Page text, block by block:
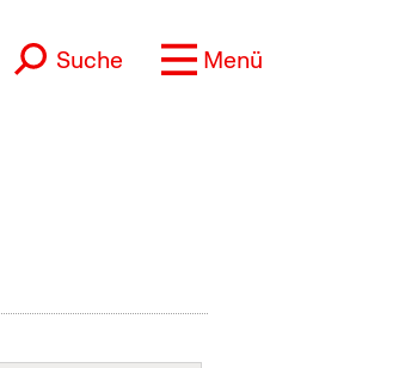
Suche Menü